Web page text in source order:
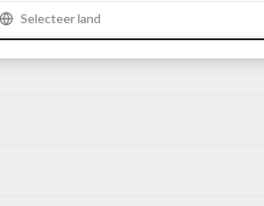
Selecteer land